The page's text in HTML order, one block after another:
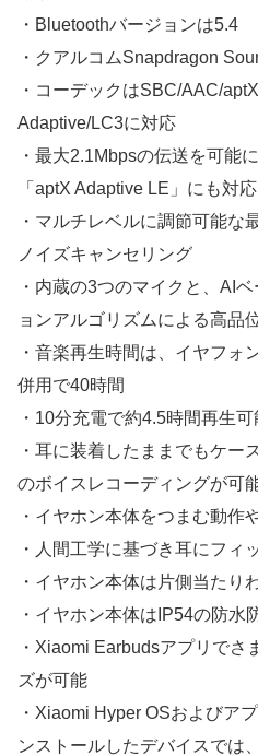
・Bluetoothバージョンは5.4
・クアルコムSnapdragon
・コーデックはSBC/AAC/
Adaptive/LC3に対応
・最大2.1Mbpsの伝送を可能
「aptX Adaptive LE」にも対応
・マルチレベルに調節可能な
ノイズキャンセリング
・内蔵の3つのマイクと、AI
ョンアルゴリズムによる高品
・音楽再生時間は、イヤフォ
併用で40時間
・10分充電で約4.5時間再生
・耳に装着したままでもケー
のボイスレコーディングが可
・イヤホン本体をつまむ動作
・人間工学に基づき耳にフィ
・イヤホン本体は片側当たり
・イヤホン本体はIP54の防水
・Xiaomi Earbudsアプリでさ
ズが可能
・Xiaomi Hyper OSおよびア
ンストールしたデバイスでは